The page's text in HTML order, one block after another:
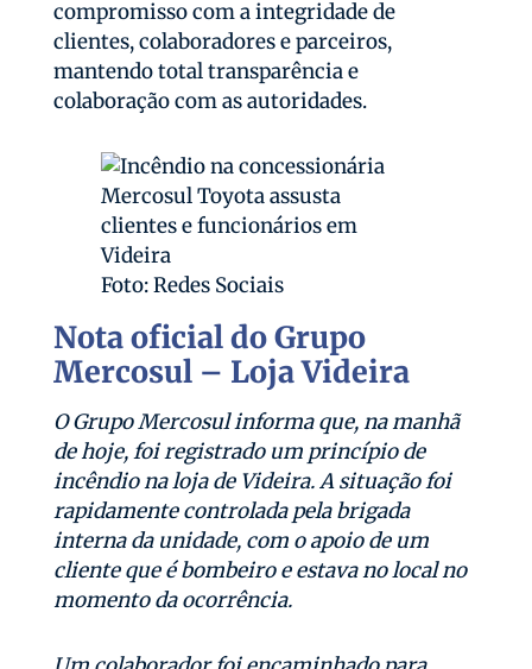
compromisso com a integridade de
clientes, colaboradores e parceiros,
mantendo total transparência e
colaboração com as autoridades.
Foto: Redes Sociais
Nota oficial do Grupo
Mercosul – Loja Videira
O Grupo Mercosul informa que, na manhã
de hoje, foi registrado um princípio de
incêndio na loja de Videira. A situação foi
rapidamente controlada pela brigada
interna da unidade, com o apoio de um
cliente que é bombeiro e estava no local no
momento da ocorrência.